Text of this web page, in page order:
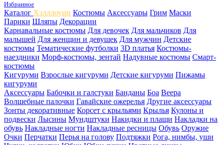
Избранное
Каталог Хэлллоуин Костюмы Аксессуары Грим Маски
Парики Шляпы Декорации
Карнавальные костюмы Для девочек Для мальчиков Для
малышей Для женщин и девушек Для мужчин Детские
костюмы Тематические футболки 3D платья Костюмы-
наездники Морф-костюмы, зентай Надувные костюмы Смарт-
костюмы
Кигуруми Взрослые кигуруми Детские кигуруми Пижамы
кигуруми
Аксессуары Бабочки и галстуки Банданы Боа Веера
Волшебные палочки Гавайские ожерелья Другие аксессуары
Зонты декоративные Корсет с крыльями Крылья Кулоны и
подвески Лысины Мундштуки Накидки и плащи Накладки на
обувь Накладные ногти Накладные ресницы Обувь Оружие
Очки Перчатки Перья на голову Подтяжки Рога, нимбы, уши